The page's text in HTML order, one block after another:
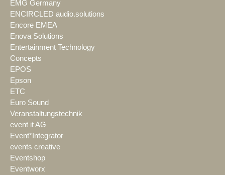
EMG Germany
ENCIRCLED audio.solutions
Encore EMEA
Enova Solutions
Entertainment Technology
Concepts
EPOS
Epson
ETC
Euro Sound
Veranstaltungstechnik
event it AG
Event*Integrator
events creative
Eventshop
Eventworx